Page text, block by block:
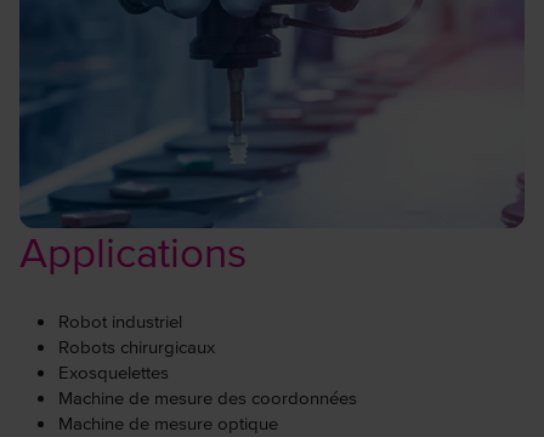
Applications
Robot industriel
Robots chirurgicaux
Exosquelettes
Machine de mesure des coordonnées
Machine de mesure optique